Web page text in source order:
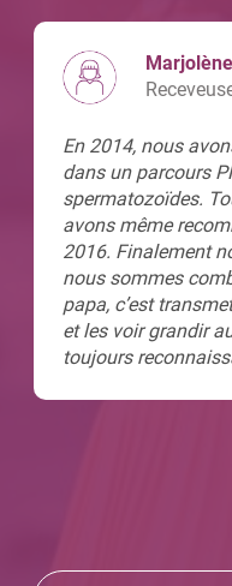
Marjolène
En 2014, nous
dans un parcours
spermatozoïdes.
avons même
2016. Finalement
nous sommes
papa, c’est
et les voir grandir
toujours